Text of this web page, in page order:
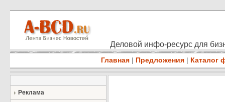
Деловой инфо-ресурс для
Главная | Предложения | Каталог
Реклама